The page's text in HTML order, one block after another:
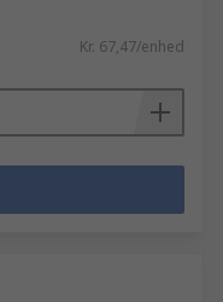
Kr. 67,47/enhed